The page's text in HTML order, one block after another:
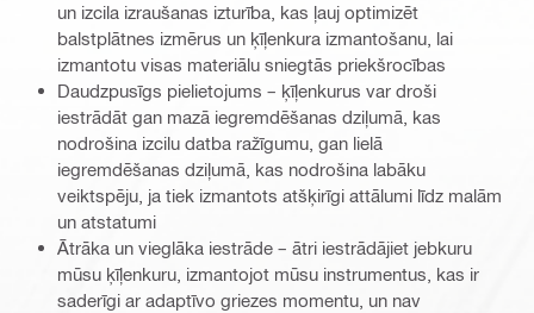
un izcila izraušanas izturība, kas ļauj optimizēt
balstplātnes izmērus un ķīļenkura izmantošanu, lai
izmantotu visas materiālu sniegtās priekšrocības
Daudzpusīgs pielietojums – ķīļenkurus var droši
iestrādāt gan mazā iegremdēšanas dziļumā, kas
nodrošina izcilu datba ražīgumu, gan lielā
iegremdēšanas dziļumā, kas nodrošina labāku
veiktspēju, ja tiek izmantots atšķirīgi attālumi līdz malām
un atstatumi
Ātrāka un vieglāka iestrāde – ātri iestrādājiet jebkuru
mūsu ķīļenkuru, izmantojot mūsu instrumentus, kas ir
saderīgi ar adaptīvo griezes momentu, un nav